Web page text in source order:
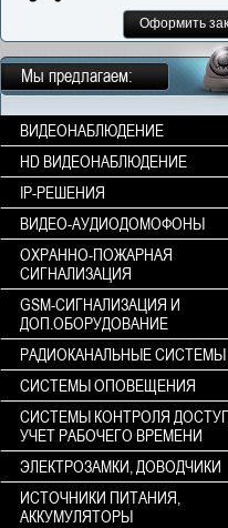
Оформить
Мы предлагаем:
ВИДЕОНАБЛЮДЕНИЕ
HD ВИДЕОНАБЛЮДЕНИЕ
IP-РЕШЕНИЯ
ВИДЕО-АУДИОДОМОФОНЫ
ОХРАННО-ПОЖАРНАЯ
СИГНАЛИЗАЦИЯ
GSM-СИГНАЛИЗАЦИЯ И
ДОП.ОБОРУДОВАНИЕ
РАДИОКАНАЛЬНЫЕ СИСТЕМЫ
СИСТЕМЫ ОПОВЕЩЕНИЯ
СИСТЕМЫ КОНТРОЛЯ
УЧЕТ РАБОЧЕГО ВРЕМЕНИ
ЭЛЕКТРОЗАМКИ, ДОВОДЧИКИ
ИСТОЧНИКИ ПИТАНИЯ,
АККУМУЛЯТОРЫ